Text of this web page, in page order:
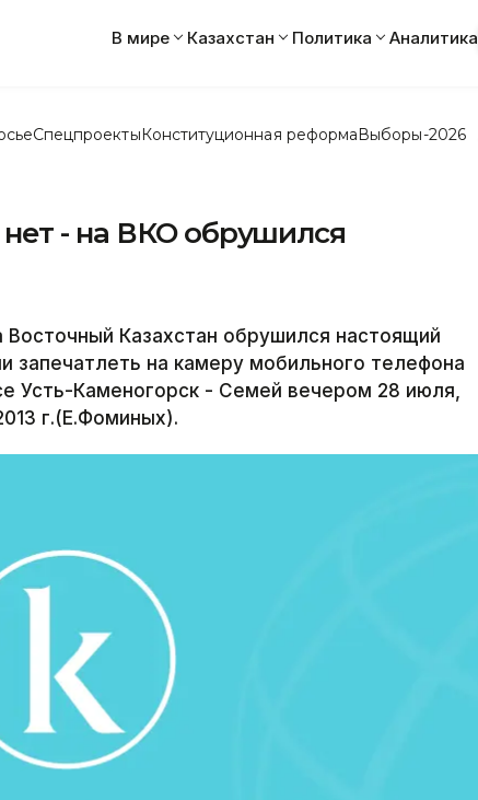
В мире Казахстан Политика Аналитика
СпецпроектыКонституционная реформаВыборы-2026
- на ВКО обрушился
Казахстан обрушился настоящий
запечатлеть на камеру мобильного телефона
Усть-Каменогорск - Семей вечером 28 июля,
г.(Е.Фоминых).